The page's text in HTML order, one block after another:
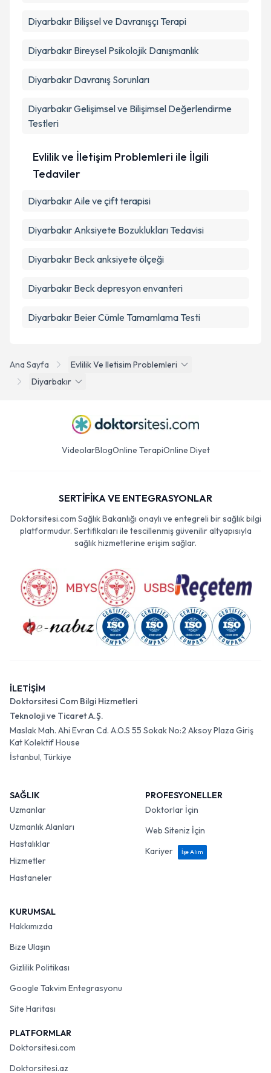
Ana Sayfa
Evlilik Ve Iletisim Problemleri
Diyarbakır
Diyarbakır Bilişsel ve Davranışçı Terapi
Diyarbakır Bireysel Psikolojik Danışmanlık
Diyarbakır Davranış Sorunları
Diyarbakır Gelişimsel ve Bilişimsel Değerlendirme
Testleri
Evlilik ve İletişim Problemleri ile İlgili
Tedaviler
Diyarbakır Aile ve çift terapisi
Diyarbakır Anksiyete Bozuklukları Tedavisi
Diyarbakır Beck anksiyete ölçeği
Diyarbakır Beck depresyon envanteri
Diyarbakır Beier Cümle Tamamlama Testi
VideolarBlogOnline TerapiOnline Diyet
SERTİFİKA VE ENTEGRASYONLAR
Doktorsitesi.com Sağlık Bakanlığı onaylı ve entegreli bir sağlık bilgi
platformudur. Sertifikaları ile tescillenmiş güvenilir altyapısıyla
sağlık hizmetlerine erişim sağlar.
İLETİŞİM
Doktorsitesi Com Bilgi Hizmetleri
Teknoloji ve Ticaret A.Ş.
Maslak Mah. Ahi Evran Cd. A.O.S 55 Sokak No:2 Aksoy Plaza Giriş
Kat Kolektif House
İstanbul, Türkiye
SAĞLIK
Uzmanlar
Uzmanlık Alanları
Hastalıklar
Hizmetler
Hastaneler
PROFESYONELLER
Doktorlar İçin
Web Siteniz İçin
Kariyer
İşe Alım
KURUMSAL
Hakkımızda
Bize Ulaşın
Gizlilik Politikası
Google Takvim Entegrasyonu
Site Haritası
PLATFORMLAR
Doktorsitesi.com
Doktorsitesi.az